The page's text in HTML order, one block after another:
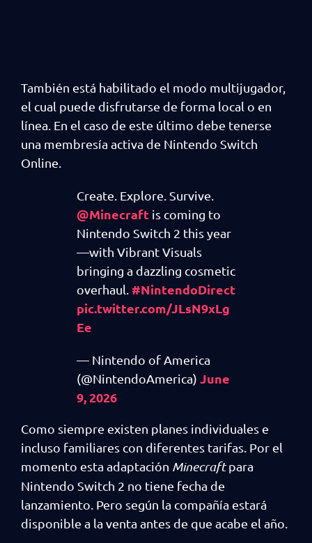
También está habilitado el modo multijugador,
el cual puede disfrutarse de forma local o en
línea. En el caso de este último debe tenerse
una membresía activa de Nintendo Switch
Online.
Create. Explore. Survive.
@Minecraft is coming to
Nintendo Switch 2 this year
—with Vibrant Visuals
bringing a dazzling cosmetic
overhaul. #NintendoDirect
pic.twitter.com/JLsN9xLg
Ee
— Nintendo of America
(@NintendoAmerica) June
9, 2026
Como siempre existen planes individuales e
incluso familiares con diferentes tarifas. Por el
momento esta adaptación Minecraftpara
Nintendo Switch 2 no tiene fecha de
lanzamiento. Pero según la compañía estará
disponible a la venta antes de que acabe el año.